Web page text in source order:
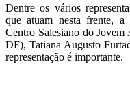
Dentre os vários
que atuam nesta frente, a
Centro Salesiano do
DF), Tatiana Augusto
representação é importante.